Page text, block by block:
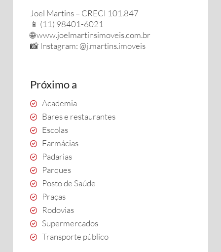
Joel Martins – CRECI 101.847
📱 (11) 98401-6021
🌐 www.joelmartinsimoveis.com.br
📸 Instagram: @j.martins.imoveis
Próximo a
Academia
Bares e restaurantes
Escolas
Farmácias
Padarias
Parques
Posto de Saúde
Praças
Rodovias
Supermercados
Transporte público